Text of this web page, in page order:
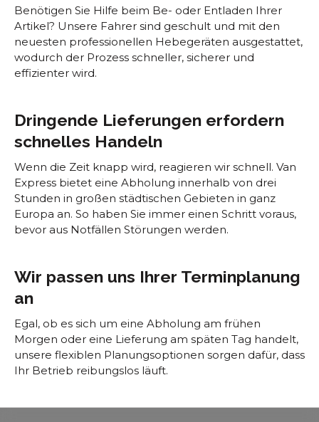
Benötigen Sie Hilfe beim Be- oder Entladen Ihrer
Artikel? Unsere Fahrer sind geschult und mit den
neuesten professionellen Hebegeräten ausgestattet,
wodurch der Prozess schneller, sicherer und
effizienter wird.
Dringende Lieferungen erfordern
schnelles Handeln
Wenn die Zeit knapp wird, reagieren wir schnell. Van
Express bietet eine Abholung innerhalb von drei
Stunden in großen städtischen Gebieten in ganz
Europa an. So haben Sie immer einen Schritt voraus,
bevor aus Notfällen Störungen werden.
Wir passen uns Ihrer Terminplanung
an
Egal, ob es sich um eine Abholung am frühen
Morgen oder eine Lieferung am späten Tag handelt,
unsere flexiblen Planungsoptionen sorgen dafür, dass
Ihr Betrieb reibungslos läuft.